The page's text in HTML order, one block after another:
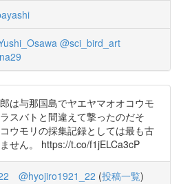
@sci_bird_art
は与那国島でヤエヤマオオコウモ
スバトと間違えて撃ったのだそ
ウモリの採集記録としては最も古
せん。 https://t.co/f1jELCa3cP
@hyojiro1921_22 (投稿一覧)